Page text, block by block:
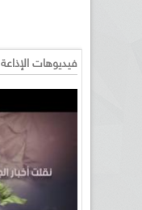
فيديوهات الإذاعة